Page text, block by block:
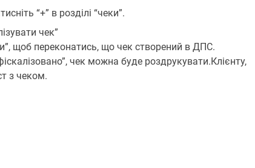
“+” в розділі “чеки”.
чек”
щоб переконатись, що чек створений в ДПС.
чек можна буде роздрукувати.Клієнту,
з чеком.